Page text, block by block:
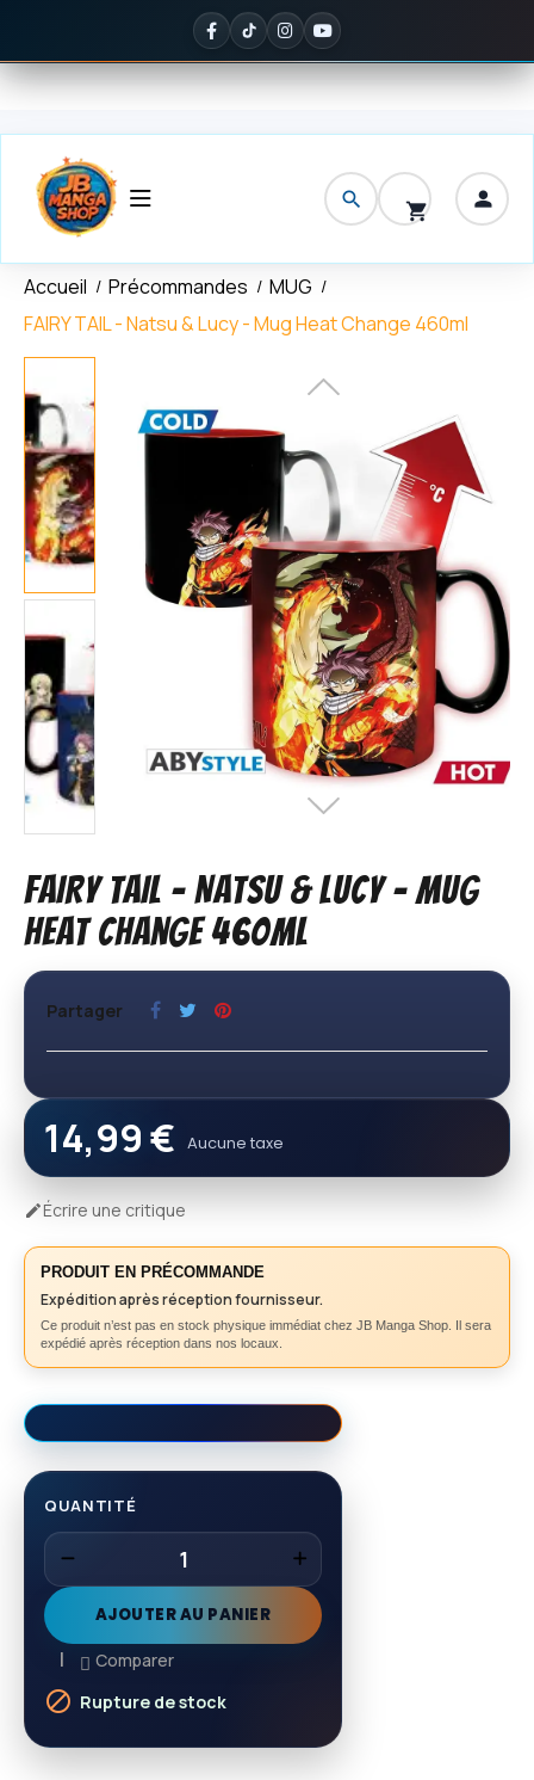
dès 150 € d'achat ✦ Noté5/5 sur Google
Accueil Précommandes
MUG
FAIRY TAIL - Natsu & Lucy - Mug Heat Change 460ml
FAIRY TAIL - Natsu & Lucy - Mug
Heat Change 460ml
Partager
14,99 € Aucune taxe
Écrire une critique
PRODUIT EN PRÉCOMMANDE
Expédition après réception fournisseur.
Ce produit n’est pas en stock physique immédiat chez JB Manga Shop. Il sera
expédié après réception dans nos locaux.
QUANTITÉ
AJOUTER AU PANIER
Comparer
 Rupture de stock
Panneau de gestion des cookies